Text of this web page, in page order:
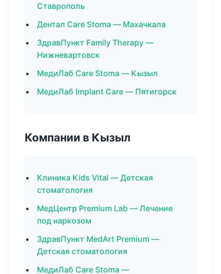
Ставрополь
Дентал Care Stoma — Махачкала
ЗдравПункт Family Therapy —
Нижневартовск
МедиЛаб Care Stoma — Кызыл
МедиЛаб Implant Care — Пятигорск
Компании в Кызыл
Клиника Kids Vital — Детская
стоматология
МедЦентр Premium Lab — Лечение
под наркозом
ЗдравПункт MedArt Premium —
Детская стоматология
МедиЛаб Care Stoma —